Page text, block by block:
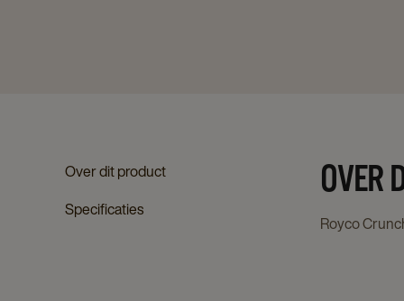
Over dit product
Specificaties
OVER
Royco